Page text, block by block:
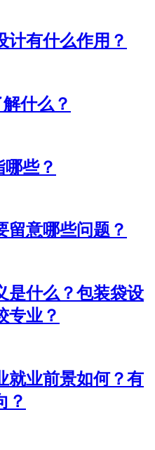
计有什么作用？
什么？
些？
留意哪些问题？
是什么？包装袋设
专业？
就业前景如何？有
？